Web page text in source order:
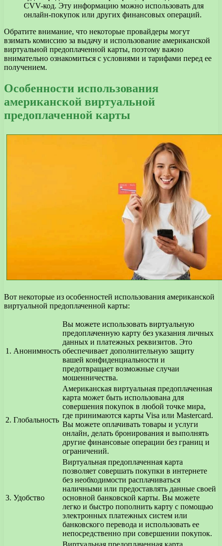
CVV-код. Эту информацию можно использовать для
онлайн-покупок или других финансовых операций.
Обратите внимание, что некоторые провайдеры могут
взимать комиссию за выдачу и использование американской
виртуальной предоплаченной карты, поэтому важно
внимательно ознакомиться с условиями и тарифами перед ее
получением.
Особенности использования
американской виртуальной
предоплаченной карты
Вот некоторые из особенностей использования американской
виртуальной предоплаченной карты:
1. Анонимность
Вы можете использовать виртуальную
предоплаченную карту без указания личных
данных и платежных реквизитов. Это
обеспечивает дополнительную защиту
вашей конфиденциальности и
предотвращает возможные случаи
мошенничества.
2. Глобальность
Американская виртуальная предоплаченная
карта может быть использована для
совершения покупок в любой точке мира,
где принимаются карты Visa или Mastercard.
Вы можете оплачивать товары и услуги
онлайн, делать бронирования и выполнять
другие финансовые операции без границ и
ограничений.
3. Удобство
Виртуальная предоплаченная карта
позволяет совершать покупки в интернете
без необходимости расплачиваться
наличными или предоставлять данные своей
основной банковской карты. Вы можете
легко и быстро пополнить карту с помощью
электронных платежных систем или
банковского перевода и использовать ее
непосредственно при совершении покупок.